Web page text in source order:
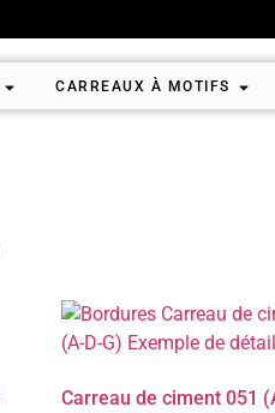
CARREAUX À MOTIFS
Carreau de ciment 051